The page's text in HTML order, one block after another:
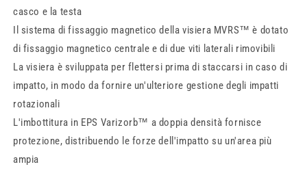
casco e la testa
Il sistema di fissaggio magnetico della visiera MVRS™ è dotato
di fissaggio magnetico centrale e di due viti laterali rimovibili
La visiera è sviluppata per flettersi prima di staccarsi in caso di
impatto, in modo da fornire un'ulteriore gestione degli impatti
rotazionali
L'imbottitura in EPS Varizorb™ a doppia densità fornisce
protezione, distribuendo le forze dell'impatto su un'area più
ampia